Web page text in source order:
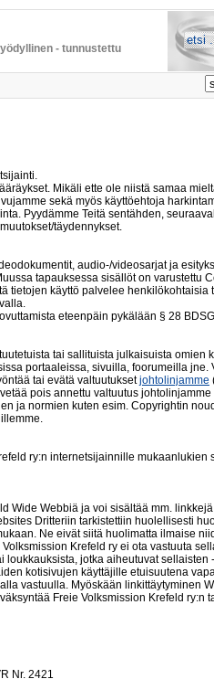
- tunnustettu
Mikäli ette ole niistä samaa
sekä myös käyttöehtoja
Pyydämme Teitä sentähden,
täydennykset.
audio-/videosarjat ja
tapauksessa sisällöt on varustettu
tietojen käyttö palvelee henkilökohtaisia
eteenpäin pykälään § 28
tai sallituista julkaisuista omien
portaaleissa, sivuilla, foorumeilla jne.
tai evätä valtuutuksetjohtolinjamme
pois annettu valtuutus
ja normien kuten esim. Copyrightin
ry:n internetsijainnille mukaanlukien
Wide Webbiä ja voi sisältää mm.
Dritteriin tarkistettiin huolellisesti
Ne eivät siitä huolimatta ilmaise
Krefeld ry ei ota vastuuta
loukkauksista, jotka aiheutuvat sellaisten
kotisivujen käyttäjille etuisuutena
vastuulla. Myöskään linkittäytyminen
Freie Volksmission Krefeld ry:n
Nr. 2421